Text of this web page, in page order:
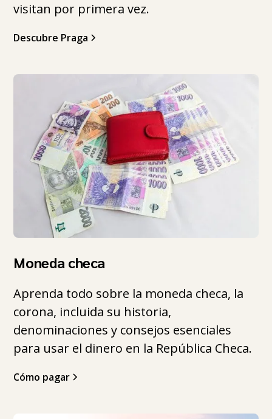
visitan por primera vez.
Descubre Praga
Moneda checa
Aprenda todo sobre la moneda checa, la
corona, incluida su historia,
denominaciones y consejos esenciales
para usar el dinero en la República Checa.
Cómo pagar